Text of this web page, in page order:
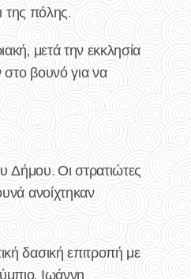
της πόλης.
μετά την εκκλησία
στο βουνό για να
Δήμου. Οι στρατιώτες
ανοίχτηκαν
δασική επιτροπή με
Ιωάννη